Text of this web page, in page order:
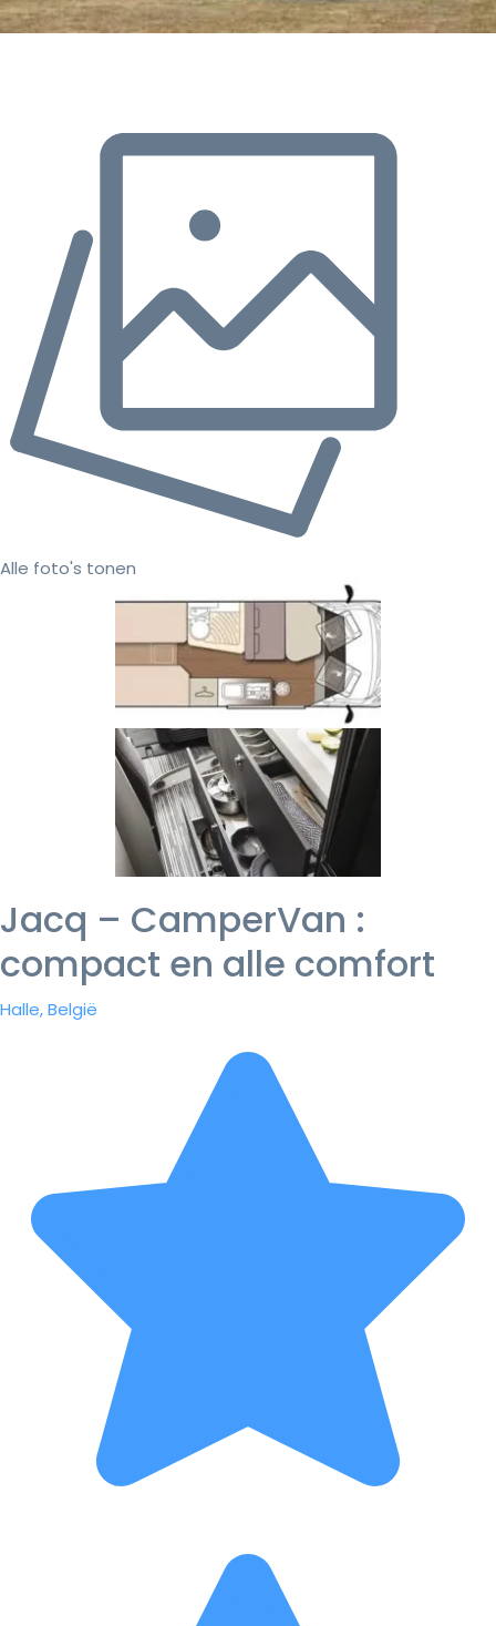
Alle foto's tonen
Jacq – CamperVan :
compact en alle comfort
Halle, België